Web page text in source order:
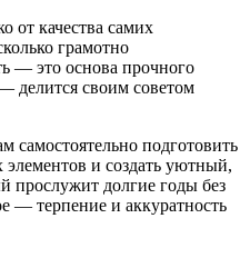
от качества самих
грамотно
— это основа прочного
делится своим советом
самостоятельно подготовить
и создать уютный,
прослужит долгие годы без
— терпение и аккуратность